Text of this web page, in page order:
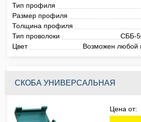
Тип профиля
Размер профиля
Толщина профиля
Тип проволоки
СББ-
Цвет
Возможен любой
СКОБА УНИВЕРСАЛЬНАЯ
Цена от: